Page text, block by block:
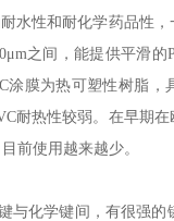
水性和耐化学药品性
之间，能提供平滑
涂膜为热可塑性树脂，
耐热性较弱。在早期
前使用越来越少。
与化学键间，有很强的